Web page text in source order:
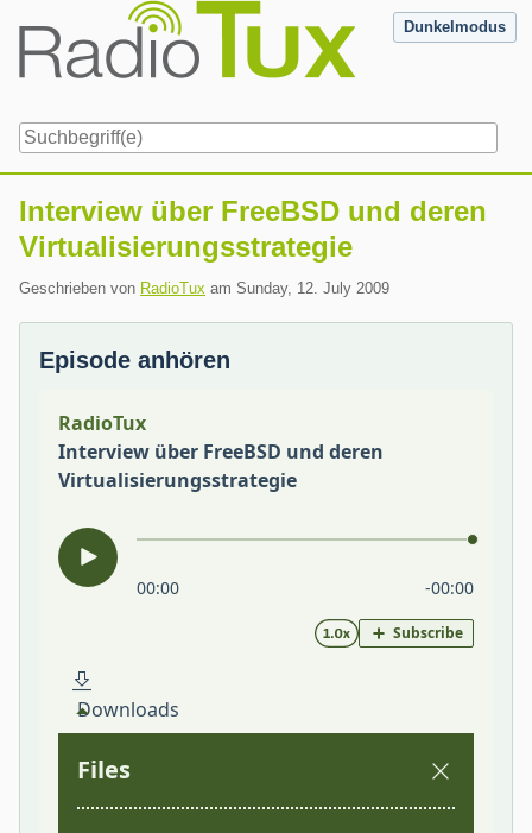
content
Dunkelmodus
Interview über FreeBSD und deren
Virtualisierungsstrategie
Geschrieben von RadioTux am Sunday, 12. July 2009
Episode anhören